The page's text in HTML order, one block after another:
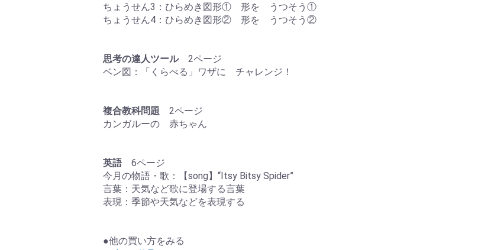
ちょうせん3：ひらめき図形① 形を うつそう①
ちょうせん4：ひらめき図形② 形を うつそう②
思考の達人ツール2ページ
ベン図：「くらべる」ワザに チャレンジ！
複合教科問題 2ページ
カンガルーの 赤ちゃん
英語6ページ
今月の物語・歌：【song】“Itsy Bitsy Spider”
言葉：天気など歌に登場する言葉
表現：季節や天気などを表現する
●他の買い方をみる